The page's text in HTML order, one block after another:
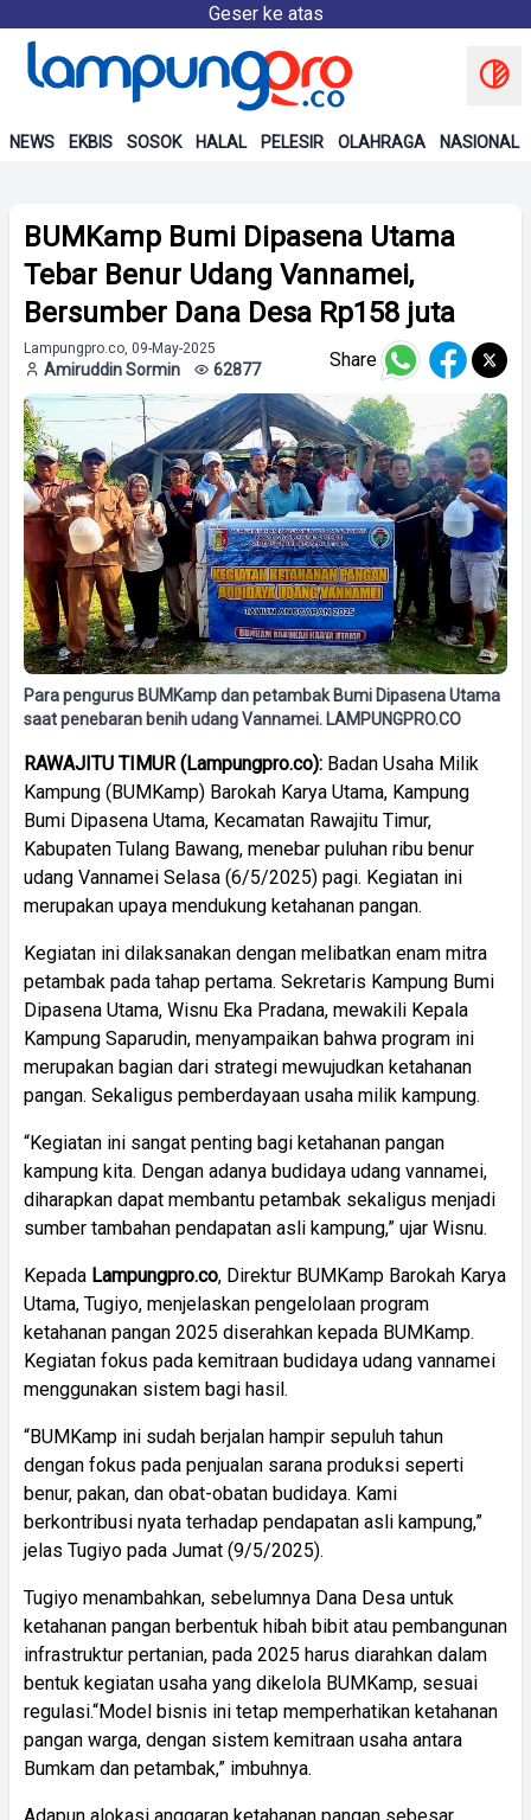
Geser ke atas
NEWS EKBIS SOSOK HALAL PELESIR OLAHRAGA NASIONAL
BUMKamp Bumi Dipasena Utama
Tebar Benur Udang Vannamei,
Bersumber Dana Desa Rp158 juta
Lampungpro.co, 09-May-2025
Amiruddin Sormin 62877 Share
Para pengurus BUMKamp dan petambak Bumi Dipasena Utama
saat penebaran benih udang Vannamei. LAMPUNGPRO.CO
RAWAJITU TIMUR (Lampungpro.co): Badan Usaha Milik
Kampung (BUMKamp) Barokah Karya Utama, Kampung
Bumi Dipasena Utama, Kecamatan Rawajitu Timur,
Kabupaten Tulang Bawang, menebar puluhan ribu benur
udang Vannamei Selasa (6/5/2025) pagi. Kegiatan ini
merupakan upaya mendukung ketahanan pangan.
Kegiatan ini dilaksanakan dengan melibatkan enam mitra
petambak pada tahap pertama. Sekretaris Kampung Bumi
Dipasena Utama, Wisnu Eka Pradana, mewakili Kepala
Kampung Saparudin, menyampaikan bahwa program ini
merupakan bagian dari strategi mewujudkan ketahanan
pangan. Sekaligus pemberdayaan usaha milik kampung.
“Kegiatan ini sangat penting bagi ketahanan pangan
kampung kita. Dengan adanya budidaya udang vannamei,
diharapkan dapat membantu petambak sekaligus menjadi
sumber tambahan pendapatan asli kampung,” ujar Wisnu.
Kepada Lampungpro.co, Direktur BUMKamp Barokah Karya
Utama, Tugiyo, menjelaskan pengelolaan program
ketahanan pangan 2025 diserahkan kepada BUMKamp.
Kegiatan fokus pada kemitraan budidaya udang vannamei
menggunakan sistem bagi hasil.
“BUMKamp ini sudah berjalan hampir sepuluh tahun
dengan fokus pada penjualan sarana produksi seperti
benur, pakan, dan obat-obatan budidaya. Kami
berkontribusi nyata terhadap pendapatan asli kampung,”
jelas Tugiyo pada Jumat (9/5/2025).
Tugiyo menambahkan, sebelumnya Dana Desa untuk
ketahanan pangan berbentuk hibah bibit atau pembangunan
infrastruktur pertanian, pada 2025 harus diarahkan dalam
bentuk kegiatan usaha yang dikelola BUMKamp, sesuai
regulasi.“Model bisnis ini tetap memperhatikan ketahanan
pangan warga, dengan sistem kemitraan usaha antara
Bumkam dan petambak,” imbuhnya.
Adapun alokasi anggaran ketahanan pangan sebesar